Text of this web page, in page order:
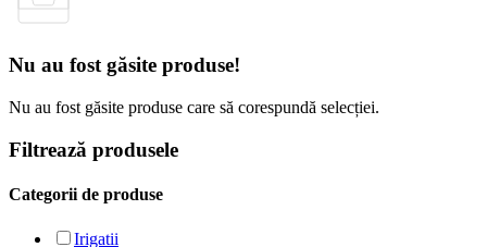
Nu au fost găsite produse!
Nu au fost găsite produse care să corespundă selecției.
Filtrează produsele
Categorii de produse
Irigatii